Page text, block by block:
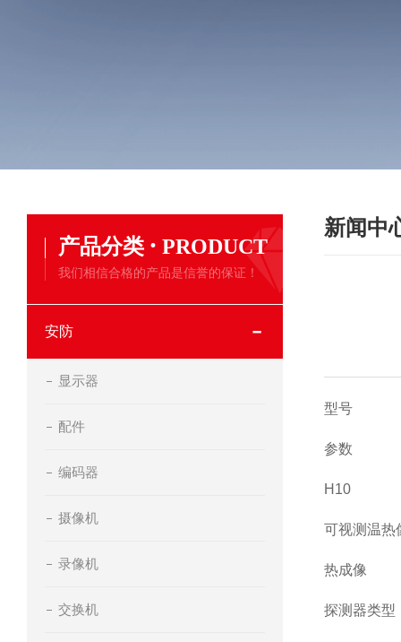
产品分类 · PRODUCT
我们相信合格的产品是信誉的保证！
安防
显示器
配件
编码器
摄像机
录像机
交换机
新闻中
型号
参数
H10
可视测温热
热成像
探测器类型